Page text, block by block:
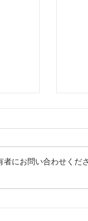
ィン
台紙
にお問い合わせくださ